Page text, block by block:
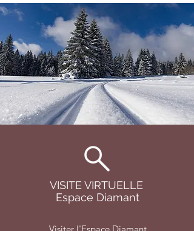
VISITE VIRTUELLE
Espace Diamant